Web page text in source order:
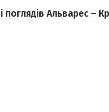
поглядів Альварес –